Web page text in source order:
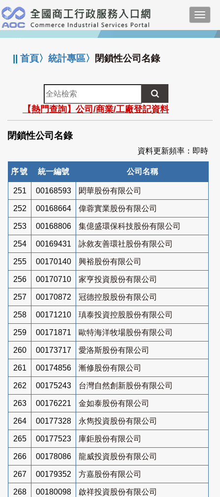
跳
到
主
要
:::
||首頁〉統計專區〉 閉鎖性公司名錄
全
站
檢
索
【熱門查詢】公司/商業/工廠登記資料
閉鎖性公司名錄
資料更新頻率：即時
序號 統一編號 公司名稱
251 00168593 閎華股份有限公司
252 00168664 偉蓉實業股份有限公司
253 00168806 集億盛環保科技股份有限公司
254 00169431 詠敘友善環社股份有限公司
255 00170140 興裕股份有限公司
256 00170710 家亨投資股份有限公司
257 00170872 冠德控股股份有限公司
258 00171210 瑱泰投資控股股份有限公司
259 00171871 歐特海洋牧場股份有限公司
260 00173717 愛洛斯股份有限公司
261 00174856 漸修股份有限公司
262 00175243 台灣自然創新股份有限公司
263 00176221 金如泰股份有限公司
264 00177328 永雋投資股份有限公司
265 00177523 庫鉅股份有限公司
266 00178086 龍威投資股份有限公司
267 00179352 方嘉股份有限公司
268 00180098 啟祥投資股份有限公司